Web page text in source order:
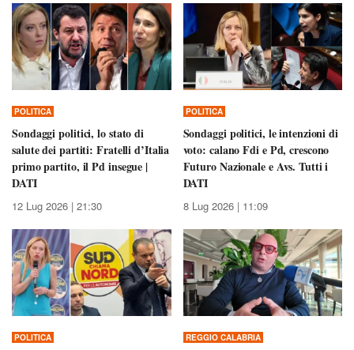
POLITICA
Sondaggi politici, lo stato di
salute dei partiti: Fratelli d’Italia
primo partito, il Pd insegue |
DATI
12 Lug 2026 | 21:30
POLITICA
Sondaggi politici, le intenzioni di
voto: calano Fdi e Pd, crescono
Futuro Nazionale e Avs. Tutti i
DATI
8 Lug 2026 | 11:09
POLITICA REGGIO CALABRIA